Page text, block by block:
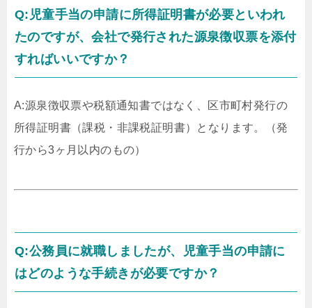
Q:児童手当の申請に所得証明書が必要といわれ
たのですが、会社で発行された源泉徴収票を添付
すればいいですか？
A:源泉徴収票や税額通知書ではなく、区市町村発行の
所得証明書（課税・非課税証明書）となります。（発
行から3ヶ月以内のもの）
Q:公務員に就職しましたが、児童手当の申請に
はどのような手続きが必要ですか？